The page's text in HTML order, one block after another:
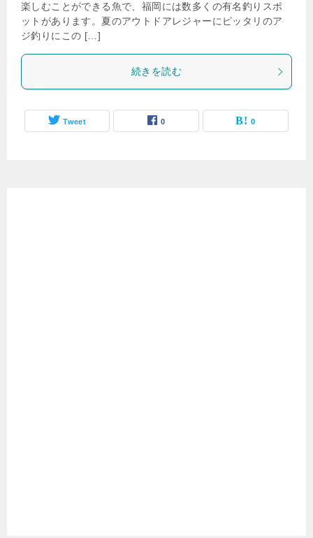
楽しむことができる魚で、福岡には数多くの有名釣りスポ
ットがあります。夏のアウトドアレジャーにピッタリのア
ジ釣りにこの […]
続きを読む
Tweet 0 0